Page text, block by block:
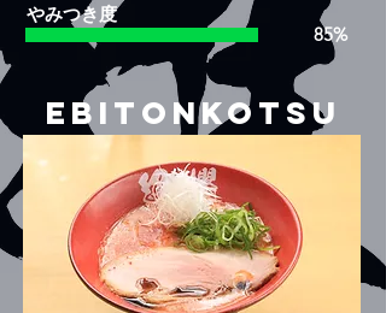
EBITONKOTSU
​やみつき度
85%